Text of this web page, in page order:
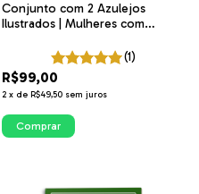
Conjunto com 2 Azulejos
Ilustrados | Mulheres com
(1)
R$99,00
2 x de R$49,50 sem juros
Comprar